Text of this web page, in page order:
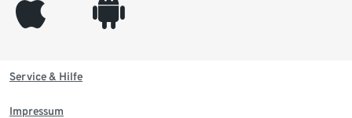
appleinc android
Service & Hilfe
Impressum